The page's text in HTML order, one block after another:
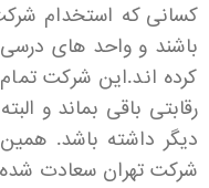
کسانی که استخدام
باشند و واحد های
کرده اند.این شرکت
رقابتی باقی بماند و
دیگر داشته باشد.
شرکت تهران سعادت